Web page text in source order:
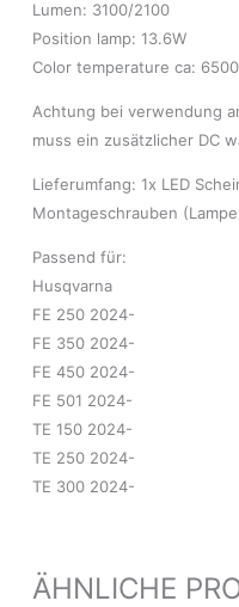
Lumen: 3100/2100
Position lamp: 13.6W
Color temperature ca:
Achtung bei verwendung
muss ein zusätzlicher DC
Lieferumfang: 1x LED
Montageschrauben
Passend für:
Husqvarna
FE 250 2024-
FE 350 2024-
FE 450 2024-
FE 501 2024-
TE 150 2024-
TE 250 2024-
TE 300 2024-
ÄHNLICHE